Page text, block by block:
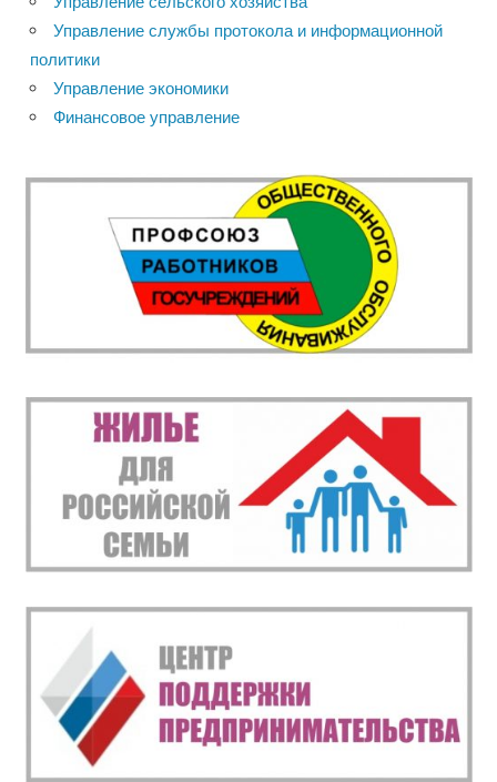
Управление службы протокола и информационной
политики
Управление экономики
Финансовое управление